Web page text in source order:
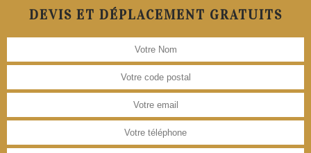
DEVIS ET DÉPLACEMENT GRATUITS